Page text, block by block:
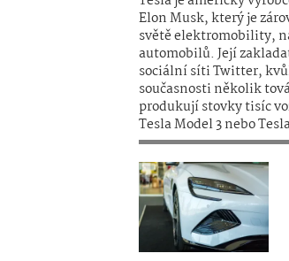
Elon Musk, který je
světě elektromobility,
automobilů. Její
sociální síti Twitter,
současnosti několik
produkují stovky tisíc
Tesla Model 3 nebo